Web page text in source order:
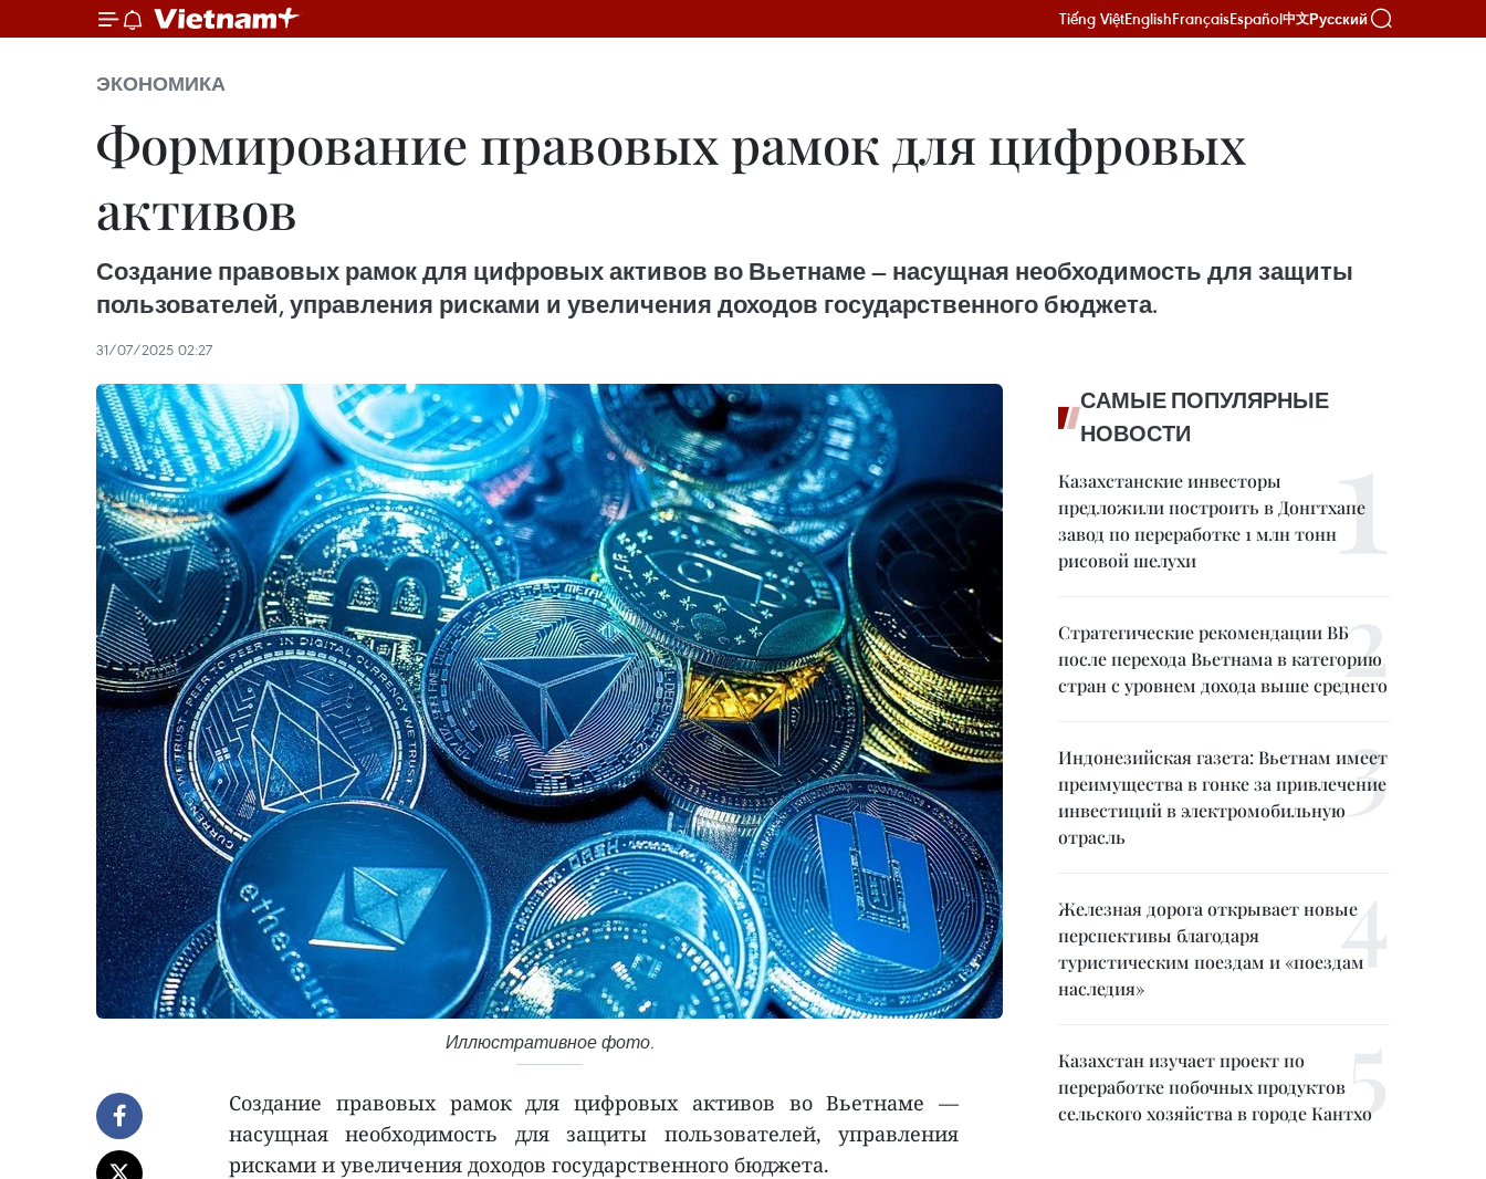
Tiếng ViệtEnglishFrançaisEspañol中文Русский
ЭКОНОМИКА
Формирование правовых рамок для цифровых
активов
Создание правовых рамок для цифровых активов во Вьетнаме — насущная необходимость для защиты
пользователей, управления рисками и увеличения доходов государственного бюджета.
31/07/2025 02:27
Иллюстративное фото.
Создание правовых рамок для цифровых активов во Вьетнаме —
насущная необходимость для защиты пользователей, управления
рисками и увеличения доходов государственного бюджета.
САМЫЕ ПОПУЛЯРНЫЕ
НОВОСТИ
Казахстанские инвесторы
предложили построить в Донгтхапе
завод по переработке 1 млн тонн
рисовой шелухи
Стратегические рекомендации ВБ
после перехода Вьетнама в категорию
стран с уровнем дохода выше среднего
Индонезийская газета: Вьетнам имеет
преимущества в гонке за привлечение
инвестиций в электромобильную
отрасль
Железная дорога открывает новые
перспективы благодаря
туристическим поездам и «поездам
наследия»
Казахстан изучает проект по
переработке побочных продуктов
сельского хозяйства в городе Кантхо